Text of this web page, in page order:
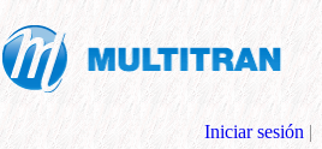
Iniciar sesión |